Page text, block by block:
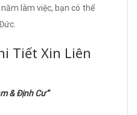
làm việc, bạn có thể
Tiết Xin Liên
& Định Cư”